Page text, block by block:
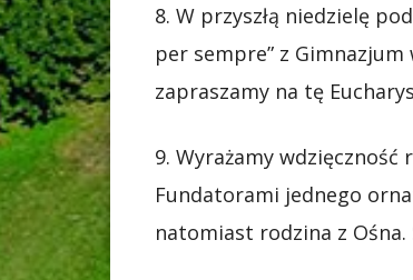
8. W przyszłą niedzielę
per sempre” z
zapraszamy na tę
9. Wyrażamy
Fundatorami jednego
natomiast rodzina z Ośna.